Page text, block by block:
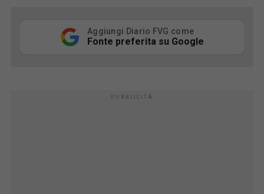
Aggiungi Diario FVG come
Fonte preferita su Google